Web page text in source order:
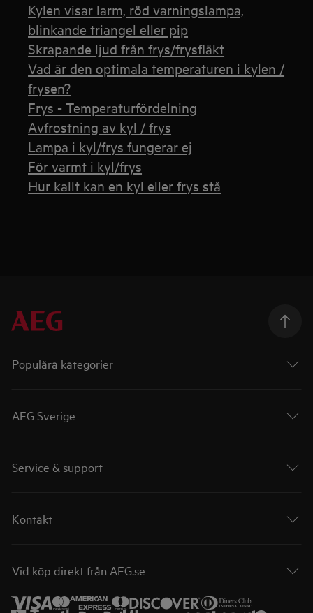
Kylen visar larm, röd varningslampa,
blinkande triangel eller pip
Skrapande ljud från frys/frysfläkt
Vad är den optimala temperaturen i kylen /
frysen?
Frys - Temperaturfördelning
Avfrostning av kyl / frys
Lampa i kyl/frys fungerar ej
För varmt i kyl/frys
Hur kallt kan en kyl eller frys stå
Populära kategorier
AEG Sverige
Service & support
Kontakt
Vid köp direkt från AEG.se